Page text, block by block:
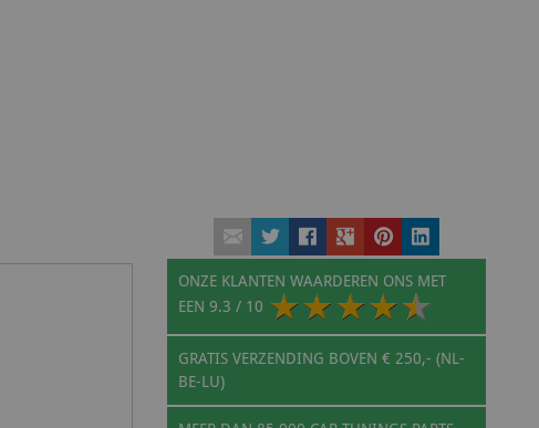
ONZE KLANTEN WAARDEREN ONS MET
EEN 9.3 / 10
GRATIS VERZENDING BOVEN € 250,- (NL-
BE-LU)